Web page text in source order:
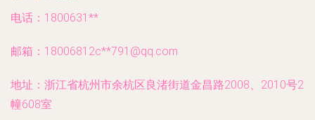
电话：1800631**
邮箱：18006812c**791@qq.com
地址：浙江省杭州市余杭区良渚街道金昌路2008、2010号2
幢608室